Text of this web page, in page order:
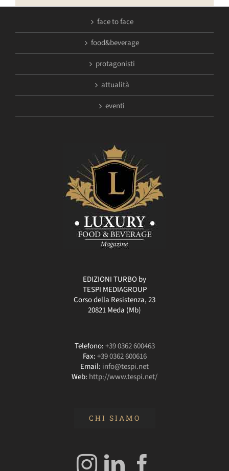
face to face
food&beverage
protagonisti
attualità
eventi
EDIZIONI TURBO by
TESPI MEDIAGROUP
Corso della Resistenza, 23
20821 Meda (Mb)
Telefono:+39 0362 600463
Fax:+39 0362 600616
Email: info@tespi.net
Web: http://www.tespi.net/
CHI SIAMO